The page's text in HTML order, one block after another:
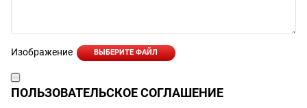
Изображение ВЫБЕРИТЕ ФАЙЛ
ПОЛЬЗОВАТЕЛЬСКОЕ СОГЛАШЕНИЕ